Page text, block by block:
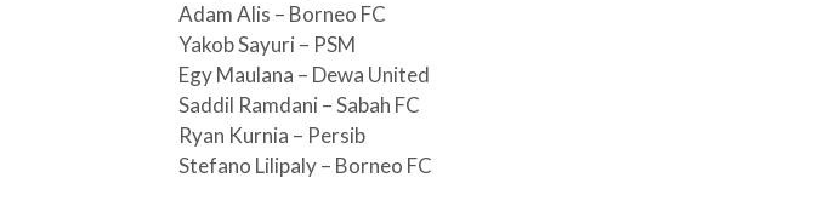
Adam Alis – Borneo FC
Yakob Sayuri – PSM
Egy Maulana – Dewa United
Saddil Ramdani – Sabah FC
Ryan Kurnia – Persib
Stefano Lilipaly – Borneo FC